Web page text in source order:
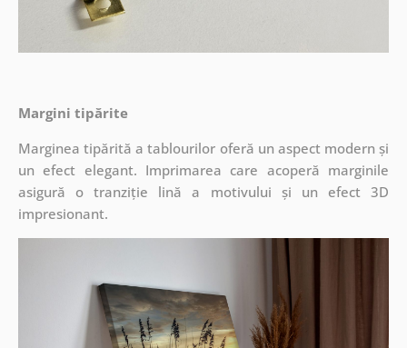
Margini tipărite
Marginea tipărită a tablourilor oferă un aspect modern și
un efect elegant. Imprimarea care acoperă marginile
asigură o tranziție lină a motivului și un efect 3D
impresionant.